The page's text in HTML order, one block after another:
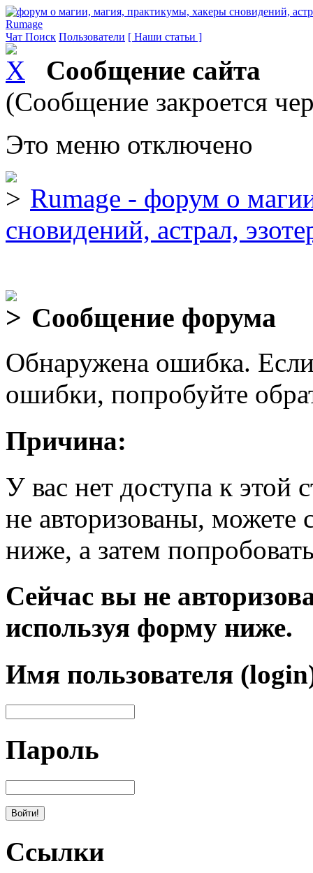
Rumage
Чат Поиск Пользователи [ Наши статьи ]
Сообщение сайта
(Сообщение закроется
Это меню отключено
Rumage - форум о
сновидений, астрал,
Сообщение форума
Обнаружена ошибка.
ошибки, попробуйте
Причина:
У вас нет доступа к
не авторизованы, можете
ниже, а затем
Сейчас вы не
используя форму ниже.
Имя пользователя
Пароль
Ссылки